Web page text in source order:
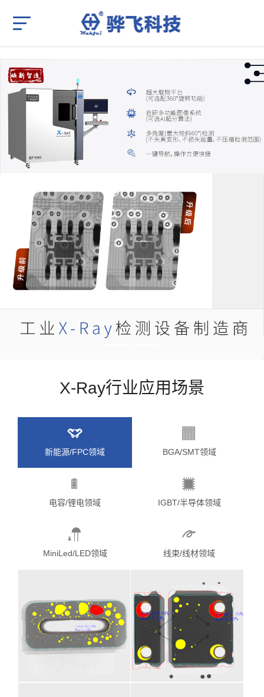
X-
ray
检
测
射
工
业
机
X-Ray行业应用场景
新能源/FPC领域 BGA/SMT领域
电容/锂电领域 IGBT/半导体领域
MiniLed/LED领域 线束/线材领域